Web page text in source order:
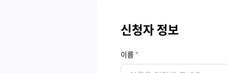
신청자 정보
이름